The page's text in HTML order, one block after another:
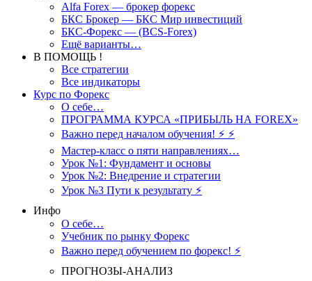
Alfa Forex — брокер форекс
БКС Брокер — БКС Мир инвестиций
БКС-Форекс — (BCS-Forex)
Ещё варианты…
В ПОМОЩЬ !
Все стратегии
Все индикаторы
Курс по Форекс
О себе…
ПРОГРАММА КУРСА «ПРИБЫЛЬ НА FOREX»
Важно перед началом обучения! ⚡ ⚡
Мастер-класс о пяти направлениях…
Урок №1: Фундамент и основы
Урок №2: Внедрение и стратегии
Урок №3 Пути к результату ⚡️
Инфо
О себе…
Учебник по рынку Форекс
Важно перед обучением по форекс! ⚡
ПРОГНОЗЫ-АНАЛИЗ